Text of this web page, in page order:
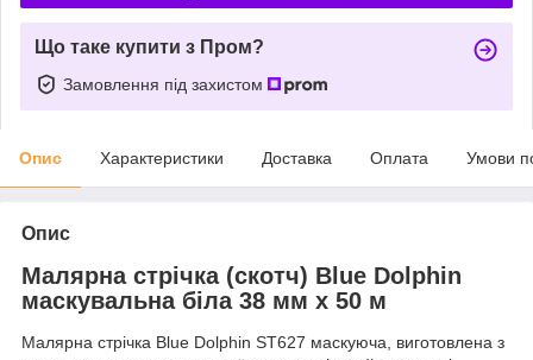
Що таке купити з Пром?
Замовлення під захистом
Опис Характеристики Доставка Оплата Умови
Опис
Малярна стрічка (скотч) Blue Dolphin
маскувальна біла 38 мм х 50 м
Малярна стрічка Blue Dolphin ST627 маскуюча, виготовлена з